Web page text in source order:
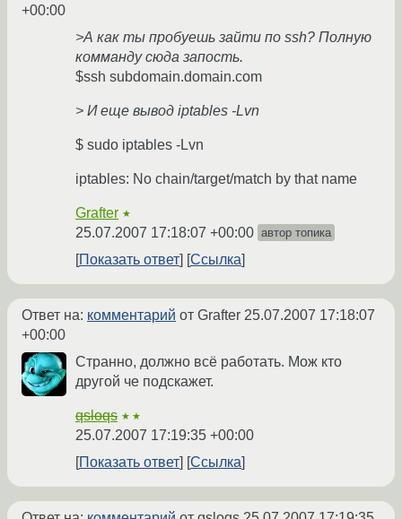
+00:00
>А как ты пробуешь зайти по ssh? Полную
комманду сюда запость.
$ssh subdomain.domain.com
> И еще вывод iptables -Lvn
$ sudo iptables -Lvn
iptables: No chain/target/match by that name
Grafter ★
25.07.2007 17:18:07 +00:00 автор топика
Показать ответ Ссылка
Ответ на: комментарий от Grafter 25.07.2007 17:18:07
+00:00
Странно, должно всё работать. Мож кто
другой че подскажет.
qsloqs ★★
25.07.2007 17:19:35 +00:00
Показать ответ
Ссылка